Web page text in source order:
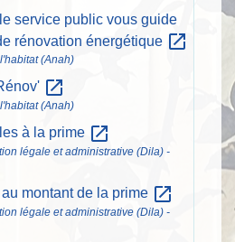
service public vous guide
rénovation énergétique open_in_new
(Anah)
open_in_new
(Anah)
à la prime open_in_new
légale et administrative (Dila) -
montant de la prime open_in_new
légale et administrative (Dila) -